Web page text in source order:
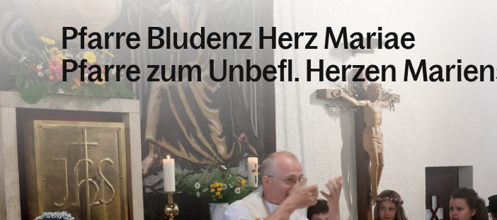
Pfarre Bludenz Herz Mariae
Pfarre zum Unbefl. Herzen